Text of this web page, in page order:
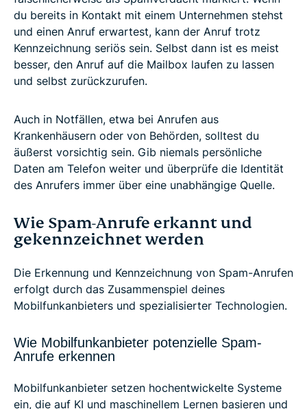
du bereits in Kontakt mit einem Unternehmen stehst
und einen Anruf erwartest, kann der Anruf trotz
Kennzeichnung seriös sein. Selbst dann ist es meist
besser, den Anruf auf die Mailbox laufen zu lassen
und selbst zurückzurufen.
Auch in Notfällen, etwa bei Anrufen aus
Krankenhäusern oder von Behörden, solltest du
äußerst vorsichtig sein. Gib niemals persönliche
Daten am Telefon weiter und überprüfe die Identität
des Anrufers immer über eine unabhängige Quelle.
Wie Spam-Anrufe erkannt und
gekennzeichnet werden
Die Erkennung und Kennzeichnung von Spam-Anrufen
erfolgt durch das Zusammenspiel deines
Mobilfunkanbieters und spezialisierter Technologien.
Wie Mobilfunkanbieter potenzielle Spam-
Anrufe erkennen
Mobilfunkanbieter setzen hochentwickelte Systeme
ein, die auf KI und maschinellem Lernen basieren und